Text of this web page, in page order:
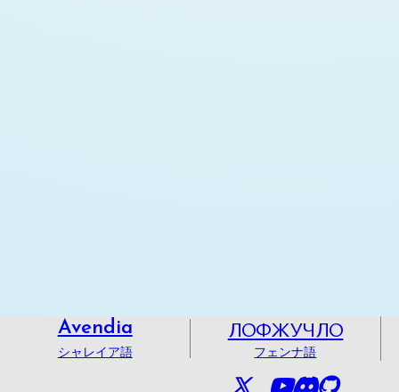
Avendia
シャレイア語
ЛОФЖУЧЛО
フェンナ語